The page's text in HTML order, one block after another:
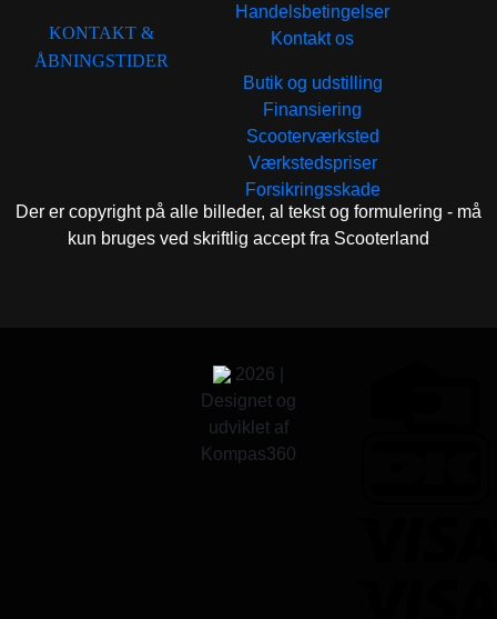
KONTAKT &
ÅBNINGSTIDER
Handelsbetingelser
Kontakt os
Butik og udstilling
Finansiering
Scooterværksted
Værkstedspriser
Forsikringsskade
Der er copyright på alle billeder, al tekst og formulering - må
kun bruges ved skriftlig accept fra Scooterland
2026 |
Designet og
udviklet af
Kompas360